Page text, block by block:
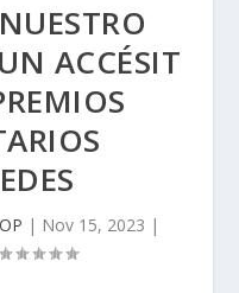
ACCÉSIT
| Nov 15, 2023 |